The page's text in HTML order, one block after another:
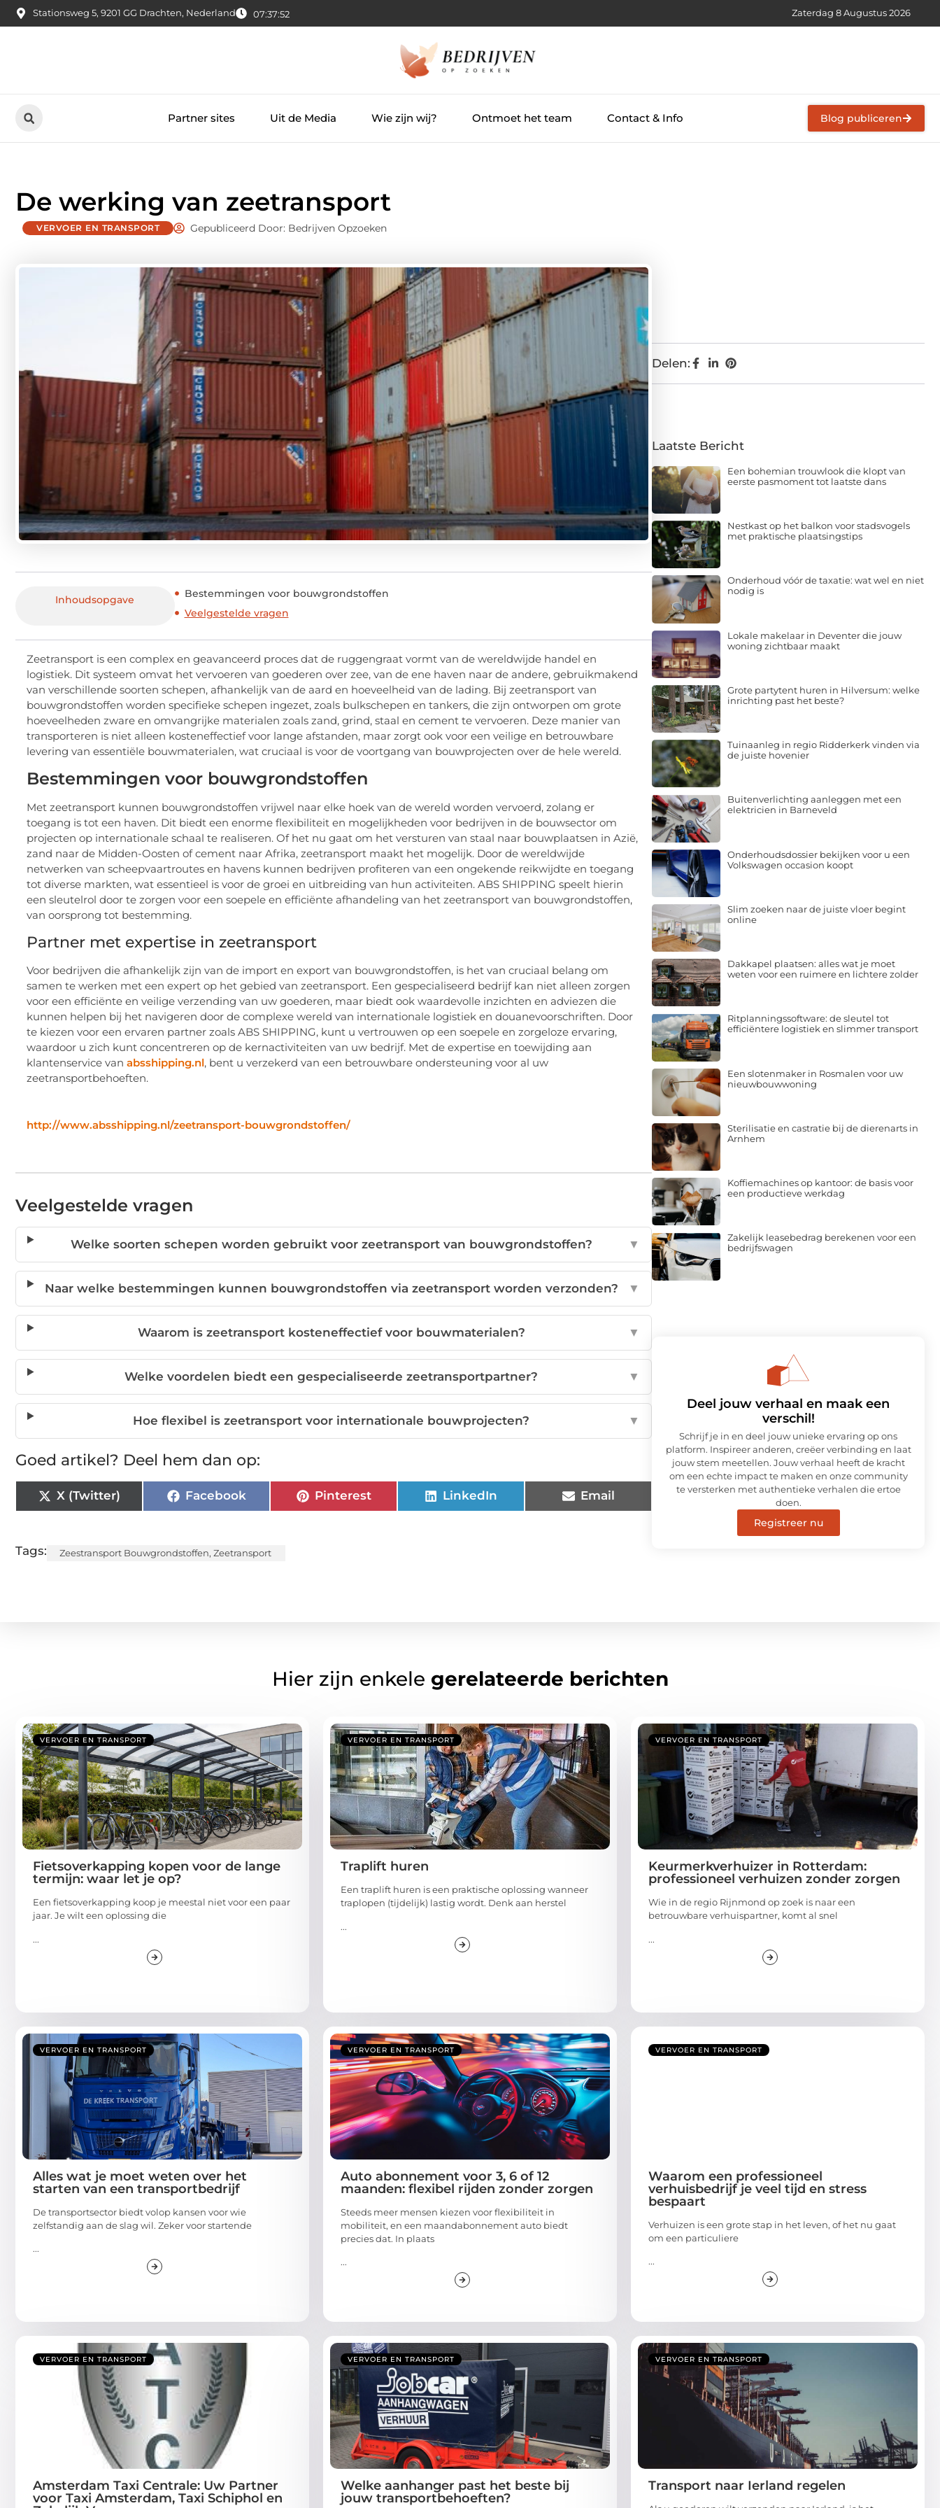
Stationsweg 5, 9201 GG Drachten, Nederland 07:37:53 Zaterdag 8 Augustus 2026
Partner sites Uit de Media Wie zijn wij? Ontmoet het team Contact & Info Blog publiceren
De werking van zeetransport
VERVOER EN TRANSPORT Gepubliceerd Door: Bedrijven Opzoeken
Inhoudsopgave
Bestemmingen voor bouwgrondstoffen
Veelgestelde vragen
Zeetransport is een complex en geavanceerd proces dat de ruggengraat vormt van de wereldwijde handel en
logistiek. Dit systeem omvat het vervoeren van goederen over zee, van de ene haven naar de andere, gebruikmakend
van verschillende soorten schepen, afhankelijk van de aard en hoeveelheid van de lading. Bij zeetransport van
bouwgrondstoffen worden specifieke schepen ingezet, zoals bulkschepen en tankers, die zijn ontworpen om grote
hoeveelheden zware en omvangrijke materialen zoals zand, grind, staal en cement te vervoeren. Deze manier van
transporteren is niet alleen kosteneffectief voor lange afstanden, maar zorgt ook voor een veilige en betrouwbare
levering van essentiële bouwmaterialen, wat cruciaal is voor de voortgang van bouwprojecten over de hele wereld.
Bestemmingen voor bouwgrondstoffen
Met zeetransport kunnen bouwgrondstoffen vrijwel naar elke hoek van de wereld worden vervoerd, zolang er
toegang is tot een haven. Dit biedt een enorme flexibiliteit en mogelijkheden voor bedrijven in de bouwsector om
projecten op internationale schaal te realiseren. Of het nu gaat om het versturen van staal naar bouwplaatsen in Azië,
zand naar de Midden-Oosten of cement naar Afrika, zeetransport maakt het mogelijk. Door de wereldwijde
netwerken van scheepvaartroutes en havens kunnen bedrijven profiteren van een ongekende reikwijdte en toegang
tot diverse markten, wat essentieel is voor de groei en uitbreiding van hun activiteiten. ABS SHIPPING speelt hierin
een sleutelrol door te zorgen voor een soepele en efficiënte afhandeling van het zeetransport van bouwgrondstoffen,
van oorsprong tot bestemming.
Partner met expertise in zeetransport
Voor bedrijven die afhankelijk zijn van de import en export van bouwgrondstoffen, is het van cruciaal belang om
samen te werken met een expert op het gebied van zeetransport. Een gespecialiseerd bedrijf kan niet alleen zorgen
voor een efficiënte en veilige verzending van uw goederen, maar biedt ook waardevolle inzichten en adviezen die
kunnen helpen bij het navigeren door de complexe wereld van internationale logistiek en douanevoorschriften. Door
te kiezen voor een ervaren partner zoals ABS SHIPPING, kunt u vertrouwen op een soepele en zorgeloze ervaring,
waardoor u zich kunt concentreren op de kernactiviteiten van uw bedrijf. Met de expertise en toewijding aan
klantenservice van absshipping.nl, bent u verzekerd van een betrouwbare ondersteuning voor al uw
zeetransportbehoeften.
http://www.absshipping.nl/zeetransport-bouwgrondstoffen/
Veelgestelde vragen
Welke soorten schepen worden gebruikt voor zeetransport van bouwgrondstoffen? ▼
Naar welke bestemmingen kunnen bouwgrondstoffen via zeetransport worden verzonden? ▼
Waarom is zeetransport kosteneffectief voor bouwmaterialen? ▼
Welke voordelen biedt een gespecialiseerde zeetransportpartner? ▼
Hoe flexibel is zeetransport voor internationale bouwprojecten? ▼
Goed artikel? Deel hem dan op:
X (Twitter) Facebook Pinterest LinkedIn Email
Tags: Zeestransport Bouwgrondstoffen, Zeetransport
Delen:
Laatste Bericht
Een bohemian trouwlook die klopt van
eerste pasmoment tot laatste dans
Nestkast op het balkon voor stadsvogels
met praktische plaatsingstips
Onderhoud vóór de taxatie: wat wel en niet
nodig is
Lokale makelaar in Deventer die jouw
woning zichtbaar maakt
Grote partytent huren in Hilversum: welke
inrichting past het beste?
Tuinaanleg in regio Ridderkerk vinden via
de juiste hovenier
Buitenverlichting aanleggen met een
elektricien in Barneveld
Onderhoudsdossier bekijken voor u een
Volkswagen occasion koopt
Slim zoeken naar de juiste vloer begint
online
Dakkapel plaatsen: alles wat je moet
weten voor een ruimere en lichtere zolder
Ritplanningssoftware: de sleutel tot
efficiëntere logistiek en slimmer transport
Een slotenmaker in Rosmalen voor uw
nieuwbouwwoning
Sterilisatie en castratie bij de dierenarts in
Arnhem
Koffiemachines op kantoor: de basis voor
een productieve werkdag
Zakelijk leasebedrag berekenen voor een
bedrijfswagen
Deel jouw verhaal en maak een
verschil!
Schrijf je in en deel jouw unieke ervaring op ons
platform. Inspireer anderen, creëer verbinding en laat
jouw stem meetellen. Jouw verhaal heeft de kracht
om een echte impact te maken en onze community
te versterken met authentieke verhalen die ertoe
doen.
Registreer nu
Hier zijn enkele gerelateerde berichten
VERVOER EN TRANSPORT
Fietsoverkapping kopen voor de lange
termijn: waar let je op?
Een fietsoverkapping koop je meestal niet voor een paar
jaar. Je wilt een oplossing die
...
VERVOER EN TRANSPORT
Traplift huren
Een traplift huren is een praktische oplossing wanneer
traplopen (tijdelijk) lastig wordt. Denk aan herstel
...
VERVOER EN TRANSPORT
Keurmerkverhuizer in Rotterdam:
professioneel verhuizen zonder zorgen
Wie in de regio Rijnmond op zoek is naar een
betrouwbare verhuispartner, komt al snel
...
VERVOER EN TRANSPORT
Alles wat je moet weten over het
starten van een transportbedrijf
De transportsector biedt volop kansen voor wie
zelfstandig aan de slag wil. Zeker voor startende
...
VERVOER EN TRANSPORT
Auto abonnement voor 3, 6 of 12
maanden: flexibel rijden zonder zorgen
Steeds meer mensen kiezen voor flexibiliteit in
mobiliteit, en een maandabonnement auto biedt
precies dat. In plaats
...
VERVOER EN TRANSPORT
Waarom een professioneel
verhuisbedrijf je veel tijd en stress
bespaart
Verhuizen is een grote stap in het leven, of het nu gaat
om een particuliere
...
VERVOER EN TRANSPORT
Amsterdam Taxi Centrale: Uw Partner
voor Taxi Amsterdam, Taxi Schiphol en
VERVOER EN TRANSPORT
Welke aanhanger past het beste bij
jouw transportbehoeften?
VERVOER EN TRANSPORT
Transport naar Ierland regelen